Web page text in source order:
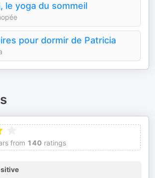
le yoga du sommeil
pour dormir de Patricia
from 140 ratings